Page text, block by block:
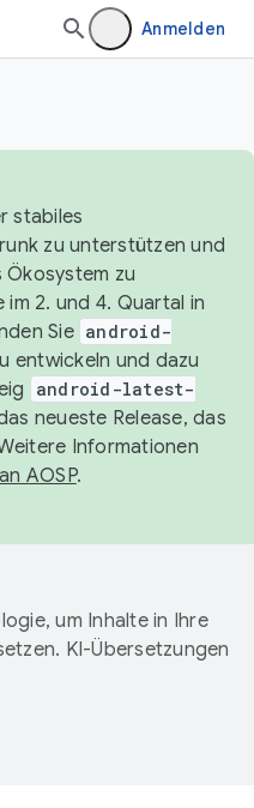
Anmelden
stabiles
zu unterstützen und
zu
2. und 4. Quartal in
Sie android-
entwickeln und dazu
android-latest-
neueste Release, das
Informationen
AOSP.
um Inhalte in Ihre
KI-Übersetzungen